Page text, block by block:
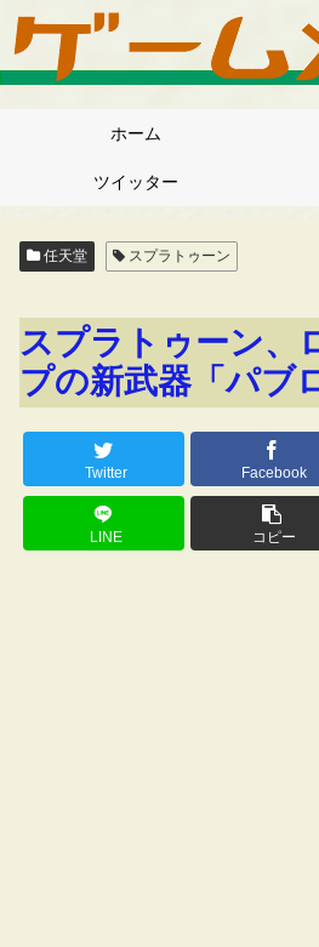
ホーム
ツイッター
任天堂 スプラトゥーン
スプラトゥーン、
プの新武器「パブ
Twitter Facebook
LINE コピー